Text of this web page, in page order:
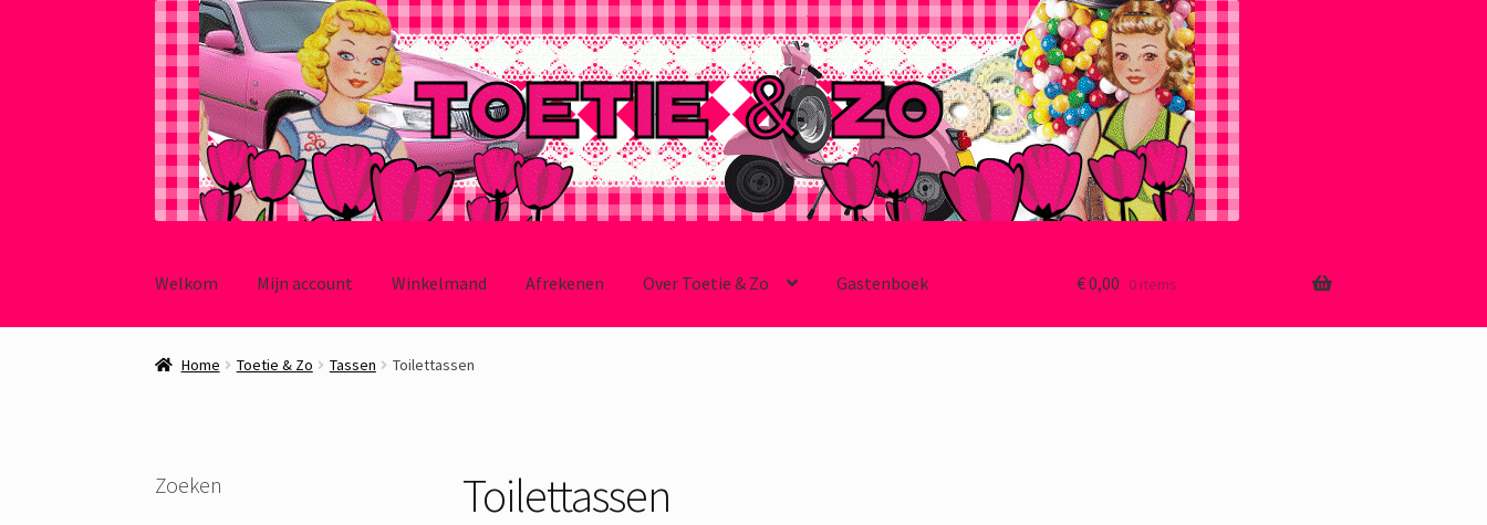
door
naar
Welkom Mijn account Winkelmand Afrekenen Over Toetie & Zo Gastenboek €0,00 0 items
Home Toetie & Zo Tassen Toilettassen
Toilettassen
Zoeken